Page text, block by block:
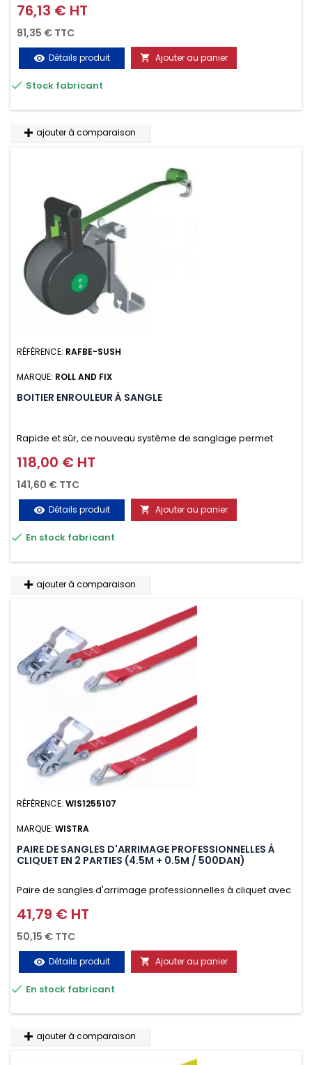
d'un seul geste aussi bien contre le vol que pendant le
transport. Référence vendue par paire.
Prix
76,13 € HT
91,35 € TTC
visibility Détails produit  Ajouter au panier
 Stock fabricant
ajouter à comparaison
RÉFÉRENCE: RAFBE-SUSH
MARQUE: ROLL AND FIX
BOITIER ENROULEUR À SANGLE
Rapide et sûr, ce nouveau système de sanglage permet
d’arrimer le chargement sur la galerie en moins d’une
minute.
Prix
118,00 € HT
141,60 € TTC
visibility Détails produit  Ajouter au panier
 En stock fabricant
ajouter à comparaison
RÉFÉRENCE: WIS1255107
MARQUE: WISTRA
PAIRE DE SANGLES D'ARRIMAGE PROFESSIONNELLES À
CLIQUET EN 2 PARTIES (4.5M + 0.5M / 500DAN)
Paire de sangles d'arrimage professionnelles à cliquet avec
crochet en 2 parties (4.5M + 0.5M / 500daN), simple et rapide
d'utilisation. Permet d'arrimer et de sécuriser vos
chargements pendant le transport. Matière polyester très
résistante aux UV et aux variations de températures,
n'absorbe pas l'eau.
Prix
41,79 € HT
50,15 € TTC
visibility Détails produit  Ajouter au panier
 En stock fabricant
ajouter à comparaison